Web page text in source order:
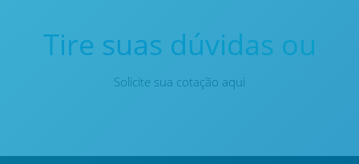
Tire suas dúvidas ou
Solicite sua cotação aqui